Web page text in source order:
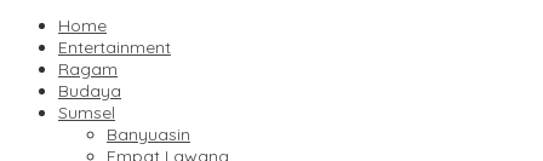
Home
Entertainment
Ragam
Budaya
Sumsel
Banyuasin
Empat Lawang